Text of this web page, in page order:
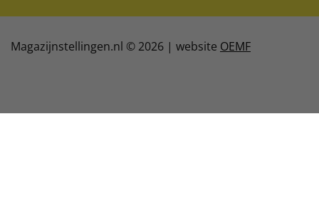
Magazijnstellingen.nl © 2026 | website OEMF